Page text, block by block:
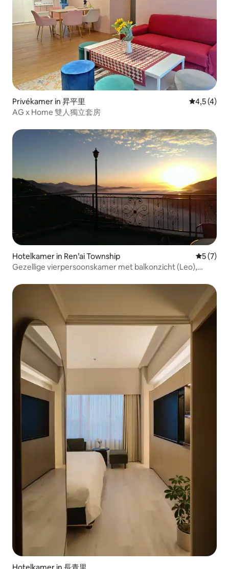
Privékamer in 昇平里
4,5 (4)
AG x Home 雙人獨立套房
Hotelkamer in Ren’ai Township
5 (7)
Gezellige vierpersoonskamer met balkonzicht (Leo),
Starbucks, skywalk, groen grasland